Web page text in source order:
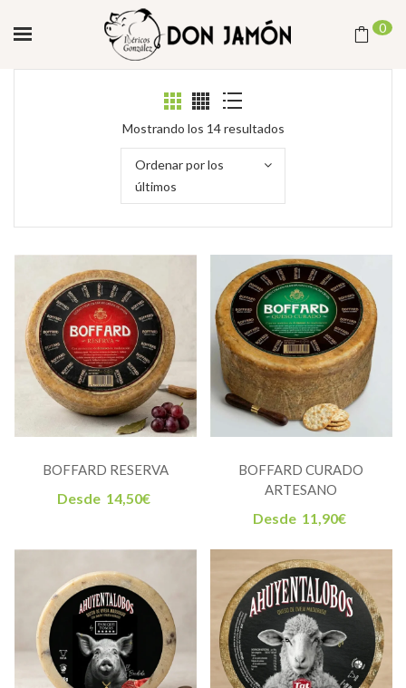
0
Mostrando los 14 resultadosOrdenado
por
Ordenar por los
últimos
BOFFARD RESERVA
Desde 14,50€
BOFFARD CURADO
ARTESANO
Desde 11,90€